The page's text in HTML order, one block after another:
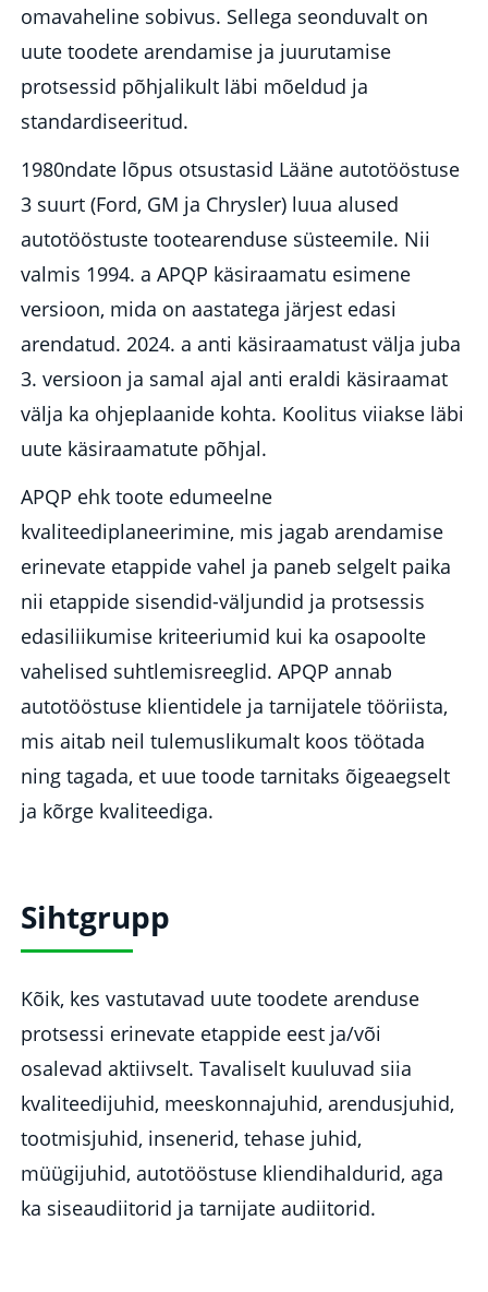
omavaheline sobivus. Sellega seonduvalt on
uute toodete arendamise ja juurutamise
protsessid põhjalikult läbi mõeldud ja
standardiseeritud.
1980ndate lõpus otsustasid Lääne autotööstuse
3 suurt (Ford, GM ja Chrysler) luua alused
autotööstuste tootearenduse süsteemile. Nii
valmis 1994. a APQP käsiraamatu esimene
versioon, mida on aastatega järjest edasi
arendatud. 2024. a anti käsiraamatust välja juba
3. versioon ja samal ajal anti eraldi käsiraamat
välja ka ohjeplaanide kohta. Koolitus viiakse läbi
uute käsiraamatute põhjal.
APQP ehk toote edumeelne
kvaliteediplaneerimine, mis jagab arendamise
erinevate etappide vahel ja paneb selgelt paika
nii etappide sisendid-väljundid ja protsessis
edasiliikumise kriteeriumid kui ka osapoolte
vahelised suhtlemisreeglid. APQP annab
autotööstuse klientidele ja tarnijatele tööriista,
mis aitab neil tulemuslikumalt koos töötada
ning tagada, et uue toode tarnitaks õigeaegselt
ja kõrge kvaliteediga.
Sihtgrupp
Kõik, kes vastutavad uute toodete arenduse
protsessi erinevate etappide eest ja/või
osalevad aktiivselt. Tavaliselt kuuluvad siia
kvaliteedijuhid, meeskonnajuhid, arendusjuhid,
tootmisjuhid, insenerid, tehase juhid,
müügijuhid, autotööstuse kliendihaldurid, aga
ka siseaudiitorid ja tarnijate audiitorid.